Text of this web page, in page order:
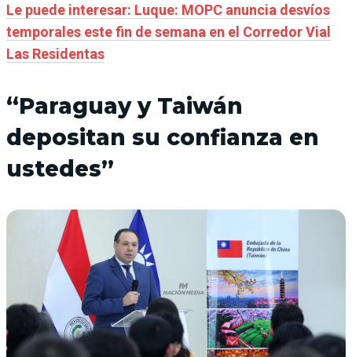
Le puede interesar: Luque: MOPC anuncia desvíos
temporales este fin de semana en el Corredor Vial
Las Residentas
“Paraguay y Taiwán
depositan su confianza en
ustedes”